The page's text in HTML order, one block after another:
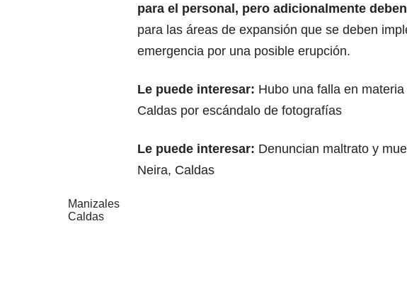
para el personal, pero adicionalmente
para las áreas de expansión que se deben
emergencia por una posible erupción.
Le puede interesar: Hubo una falla en
Caldas por escándalo de fotografías
Le puede interesar: Denuncian maltrato y
Neira, Caldas
Manizales
Caldas